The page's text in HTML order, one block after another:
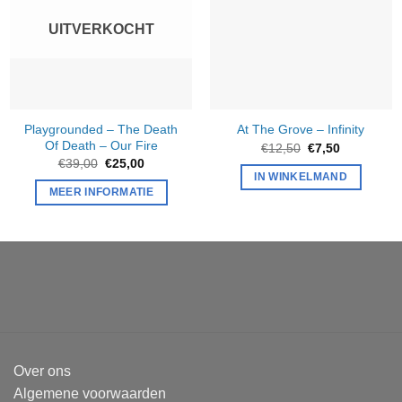
UITVERKOCHT
Playgrounded – The Death
Of Death – Our Fire
€39,00 Oorspronkelijke
was:
€39,00.
€25,00Huidige
is:
€25,00.
MEER INFORMATIE
At The Grove – Infinity
€12,50 Oorspronkelijke
prijs
was:
€12,50.
€7,50Huidige
is:
€7,50.
IN WINKELMAND
Over ons
Algemene voorwaarden